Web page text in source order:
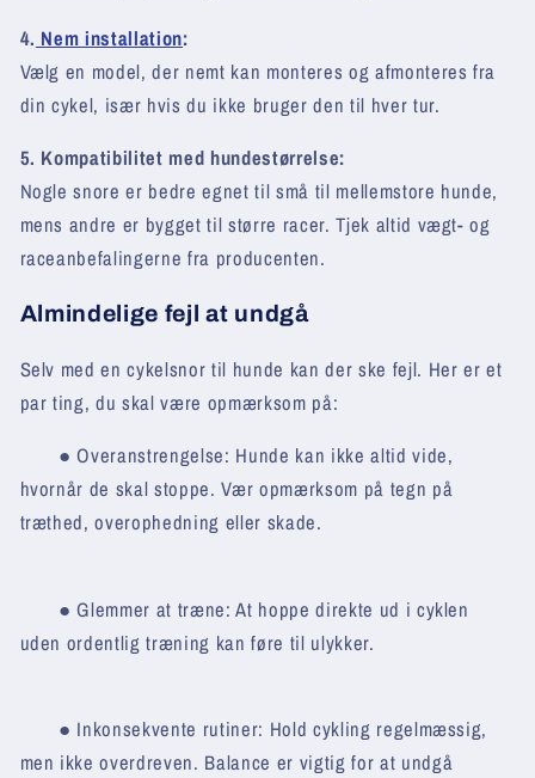
4. Nem installation:
Vælg en model, der nemt kan monteres og afmonteres fra
din cykel, især hvis du ikke bruger den til hver tur.
5. Kompatibilitet med hundestørrelse:
Nogle snore er bedre egnet til små til mellemstore hunde,
mens andre er bygget til større racer. Tjek altid vægt- og
raceanbefalingerne fra producenten.
Almindelige fejl at undgå
Selv med en cykelsnor til hunde kan der ske fejl. Her er et
par ting, du skal være opmærksom på:
● Overanstrengelse: Hunde kan ikke altid vide,
hvornår de skal stoppe. Vær opmærksom på tegn på
træthed, overophedning eller skade.
● Glemmer at træne: At hoppe direkte ud i cyklen
uden ordentlig træning kan føre til ulykker.
● Inkonsekvente rutiner: Hold cykling regelmæssig,
men ikke overdreven. Balance er vigtig for at undgå